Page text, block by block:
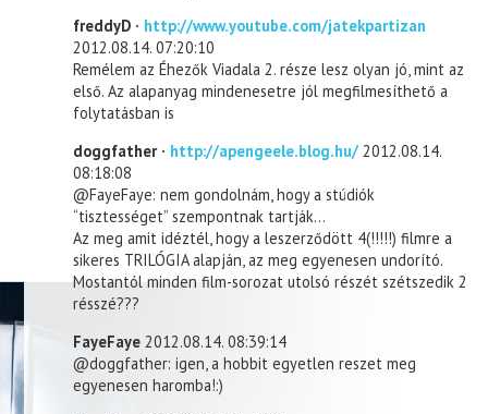
freddyD · http://www.youtube.com/jatekpartizan
2012.08.14. 07:20:10
Remélem az Éhezők Viadala 2. része lesz olyan jó, mint az
első. Az alapanyag mindenesetre jól megfilmesíthető a
folytatásban is
doggfather · http://apengeele.blog.hu/ 2012.08.14.
08:18:08
@FayeFaye: nem gondolnám, hogy a stúdiók
“tisztességet” szempontnak tartják…
Az meg amit idéztél, hogy a leszerződött 4(!!!!!) filmre a
sikeres TRILÓGIA alapján, az meg egyenesen undorító.
Mostantól minden film-sorozat utolsó részét szétszedik 2
résszé???
FayeFaye 2012.08.14. 08:39:14
@doggfather: igen, a hobbit egyetlen reszet meg
egyenesen haromba!:)